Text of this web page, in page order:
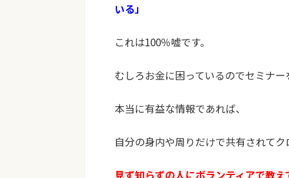
いる」
これは100％嘘です。
むしろお金に困っているのでセミナー
本当に有益な情報であれば、
自分の身内や周りだけで共有されてク
見ず知らずの人にボランティアで教